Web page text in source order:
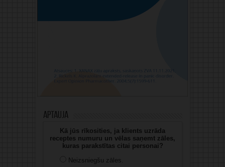
Aptauja
Kā jūs rīkosities, ja klients uzrāda
receptes numuru un vēlas saņemt zāles,
kuras parakstītas citai personai?
Neizsniegšu zāles.